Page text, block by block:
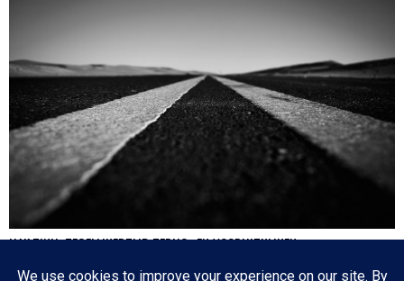
HA’AZINU: TEGELIJKERTIJD TERUG- EN VOORUITKIJKEN
oktober 2020 begonnen: de eerste parasja van het jaar. Het zijn dagen die